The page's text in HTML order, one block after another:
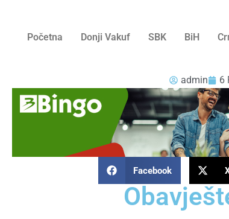
Početna Donji Vakuf SBK BiH
admin 6
Facebook